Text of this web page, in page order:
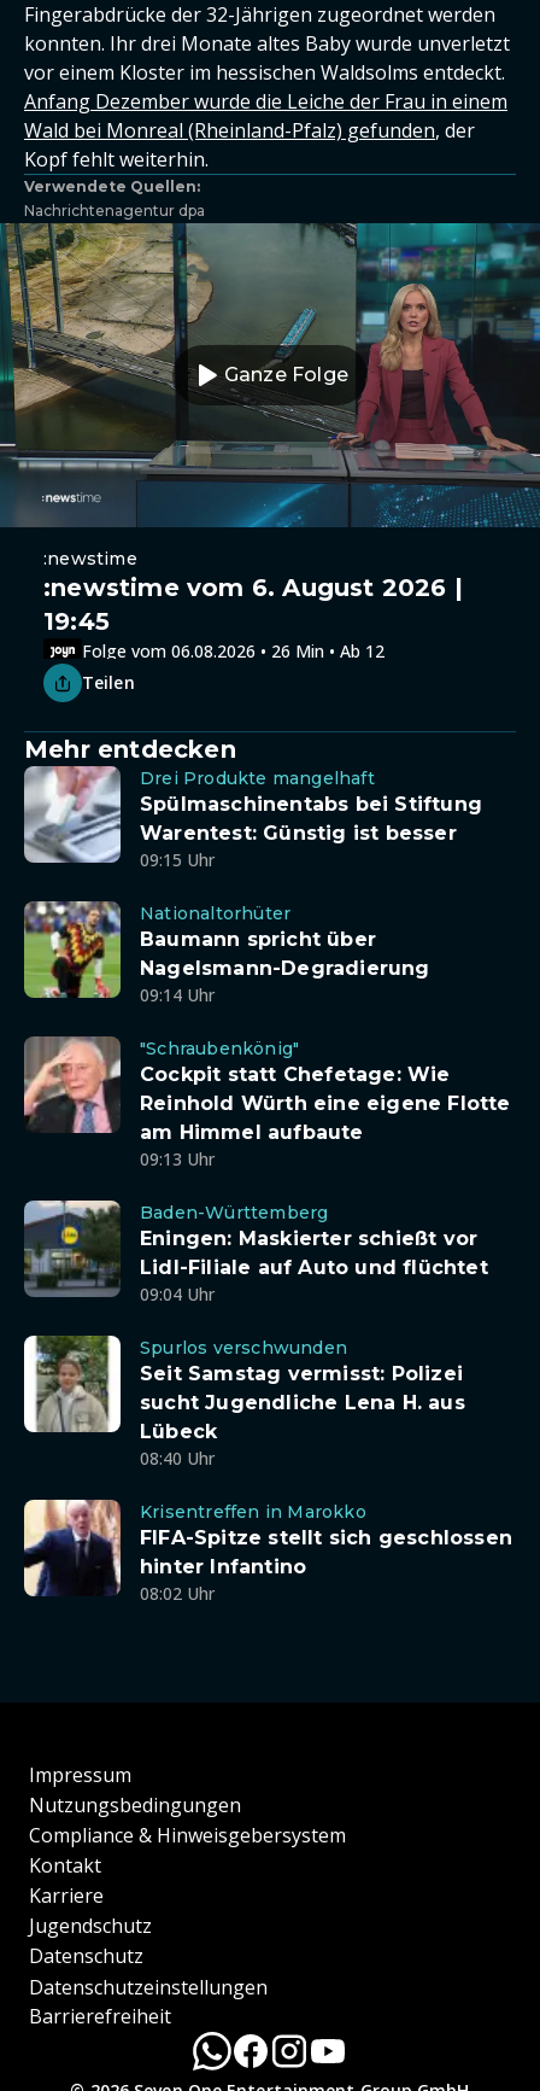
Fingerabdrücke der 32-Jährigen zugeordnet werden
konnten. Ihr drei Monate altes Baby wurde unverletzt
vor einem Kloster im hessischen Waldsolms entdeckt.
Anfang Dezember wurde die Leiche der Frau in einem
Wald bei Monreal (Rheinland-Pfalz) gefunden, der
Kopf fehlt weiterhin.
Verwendete Quellen:
Nachrichtenagentur dpa
Ganze Folge
:newstime
:newstime vom 6. August 2026 |
19:45
Folge vom 06.08.2026 • 26 Min • Ab 12
Teilen
Mehr entdecken
Drei Produkte mangelhaft
Spülmaschinentabs bei Stiftung
Warentest: Günstig ist besser
09:15 Uhr
Nationaltorhüter
Baumann spricht über
Nagelsmann-Degradierung
09:14 Uhr
"Schraubenkönig"
Cockpit statt Chefetage: Wie
Reinhold Würth eine eigene Flotte
am Himmel aufbaute
09:13 Uhr
Baden-Württemberg
Eningen: Maskierter schießt vor
Lidl-Filiale auf Auto und flüchtet
09:04 Uhr
Spurlos verschwunden
Seit Samstag vermisst: Polizei
sucht Jugendliche Lena H. aus
Lübeck
08:40 Uhr
Krisentreffen in Marokko
FIFA-Spitze stellt sich geschlossen
hinter Infantino
08:02 Uhr
Impressum
Nutzungsbedingungen
Compliance & Hinweisgebersystem
Kontakt
Karriere
Jugendschutz
Datenschutz
Datenschutzeinstellungen
Barrierefreiheit